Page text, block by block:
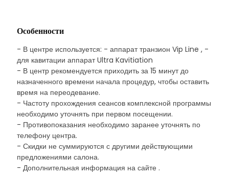
Особенности
- В центре используется: - аппарат транзион Vip Line , -
для кавитации аппарат Ultra Kavitiation
- В центр рекомендуется приходить за 15 минут до
назначенного времени начала процедур, чтобы оставить
время на переодевание.
- Частоту прохождения сеансов комплексной программы
необходимо уточнять при первом посещении.
- Противопоказания необходимо заранее уточнять по
телефону центра.
- Скидки не суммируются с другими действующими
предложениями салона.
- Дополнительная информация на сайте .